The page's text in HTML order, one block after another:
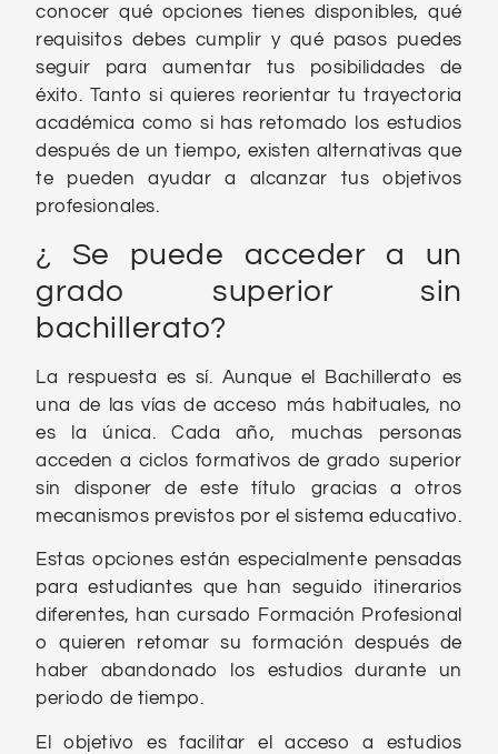
conocer qué opciones tienes disponibles, qué
requisitos debes cumplir y qué pasos puedes
seguir para aumentar tus posibilidades de
éxito. Tanto si quieres reorientar tu trayectoria
académica como si has retomado los estudios
después de un tiempo, existen alternativas que
te pueden ayudar a alcanzar tus objetivos
profesionales.
¿ Se puede acceder a un
grado superior sin
bachillerato?
La respuesta es sí. Aunque el Bachillerato es
una de las vías de acceso más habituales, no
es la única. Cada año, muchas personas
acceden a ciclos formativos de grado superior
sin disponer de este título gracias a otros
mecanismos previstos por el sistema educativo.
Estas opciones están especialmente pensadas
para estudiantes que han seguido itinerarios
diferentes, han cursado Formación Profesional
o quieren retomar su formación después de
haber abandonado los estudios durante un
periodo de tiempo.
El objetivo es facilitar el acceso a estudios